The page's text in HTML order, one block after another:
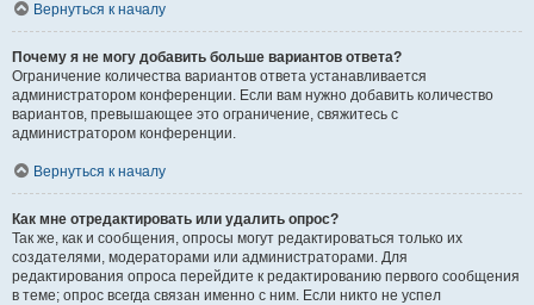
Вернуться к началу
Почему я не могу добавить больше вариантов ответа?
Ограничение количества вариантов ответа устанавливается
администратором конференции. Если вам нужно добавить количество
вариантов, превышающее это ограничение, свяжитесь с
администратором конференции.
Вернуться к началу
Как мне отредактировать или удалить опрос?
Так же, как и сообщения, опросы могут редактироваться только их
создателями, модераторами или администраторами. Для
редактирования опроса перейдите к редактированию первого сообщения
в теме; опрос всегда связан именно с ним. Если никто не успел